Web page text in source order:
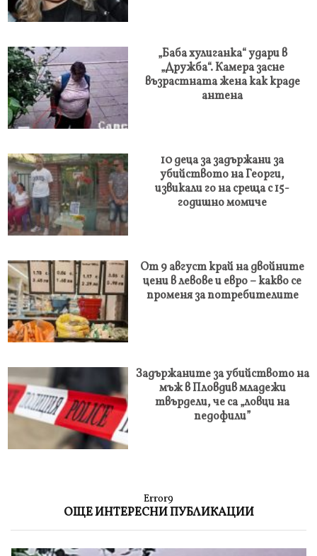
„Баба хулиганка“ удари в
„Дружба“. Камера засне
възрастната жена как краде
антена
10 деца за задържани за
убийството на Георги,
извикали го на среща с 15-
годишно момиче
От 9 август край на двойните
цени в левове и евро – какво се
променя за потребителите
Задържаните за убийството на
мъж в Пловдив младежи
твърдели, че са „ловци на
педофили”
Error9
ОЩЕ ИНТЕРЕСНИ ПУБЛИКАЦИИ